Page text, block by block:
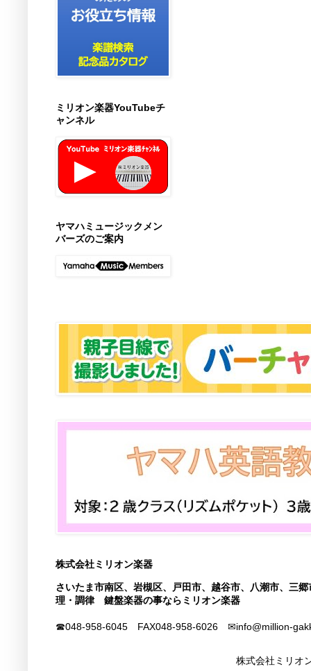
ミリオン楽器YouTubeチ
ャンネル
ヤマハミュージックメン
バーズのご案内
株式会社ミリオン楽器
さいたま市南区、岩槻区、戸田市、越谷市、八潮市、
理・調律 鍵盤楽器の事ならミリオン楽器
☎048-958-6045 FAX048-958-6026 ✉info@million-
株式会社ミリオ